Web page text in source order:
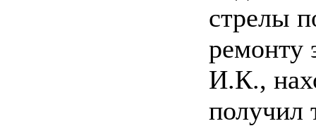
стрелы
ремонту
И.К.,
получил